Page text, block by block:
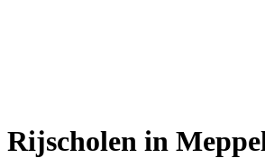
Rijscholen in